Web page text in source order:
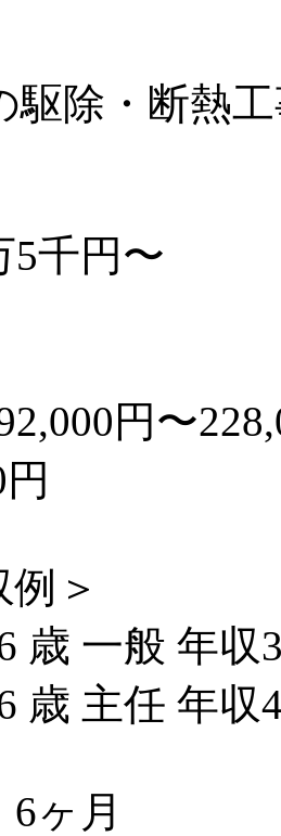
駆除・断熱
5千円〜
円〜
例＞
歳 一般 年収
歳 主任 年収
ヶ月